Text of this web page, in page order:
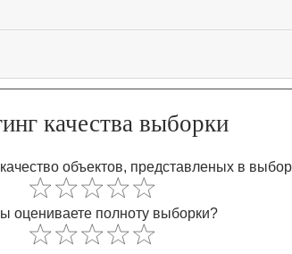
качества выборки
объектов, представленых в
оцениваете полноту выборки?